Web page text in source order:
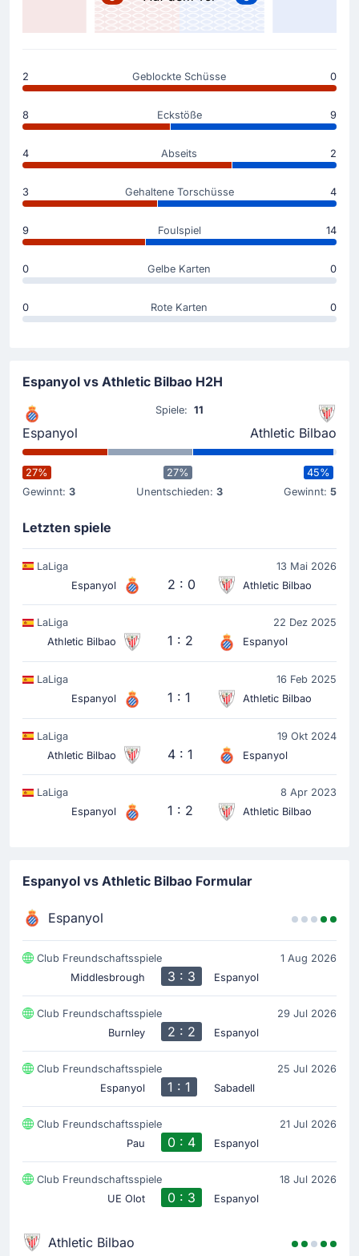
Trainierin Ernesto Valverde (Athletic Bilbao) muss
Der Beginn des Spiels
2 Geblockte Schüsse 0
8 Eckstöße 9
4 Abseits 2
3 Gehaltene Torschüsse 4
9 Foulspiel 14
0 Gelbe Karten 0
0 Rote Karten 0
Espanyol vs Athletic Bilbao H2H
Espanyol
Spiele: 11
Athletic Bilbao
27%
Gewinnt: 3
27%
Unentschieden: 3
45%
Gewinnt: 5
Letzten spiele
LaLiga
13 Mai 2026
Espanyol
2 : 0 Athletic Bilbao
LaLiga
22 Dez 2025
Athletic Bilbao
1 : 2 Espanyol
LaLiga
16 Feb 2025
Espanyol
1 : 1 Athletic Bilbao
LaLiga
19 Okt 2024
Athletic Bilbao
4 : 1 Espanyol
LaLiga
8 Apr 2023
Espanyol
1 : 2 Athletic Bilbao
Espanyol vs Athletic Bilbao Formular
Espanyol
Club Freundschaftsspiele
1 Aug 2026
Middlesbrough
3 : 3 Espanyol
Club Freundschaftsspiele
29 Jul 2026
Burnley
2 : 2 Espanyol
Club Freundschaftsspiele
25 Jul 2026
Espanyol
1 : 1 Sabadell
Club Freundschaftsspiele
21 Jul 2026
Pau
0 : 4 Espanyol
Club Freundschaftsspiele
18 Jul 2026
UE Olot
0 : 3 Espanyol
Athletic Bilbao